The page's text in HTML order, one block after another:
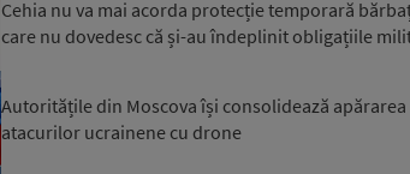
Cehia nu va mai acorda protecție temporară
care nu dovedesc că și-au îndeplinit obligațiile
Autoritățile din Moscova își consolidează
atacurilor ucrainene cu drone